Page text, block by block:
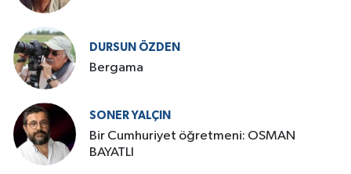
DURSUN ÖZDEN
Bergama
SONER YALÇIN
Bir Cumhuriyet öğretmeni: OSMAN
BAYATLI